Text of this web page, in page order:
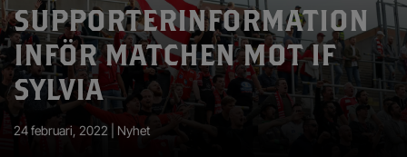
e
f
e
r
SUPPORTERINFORMATION
INFÖR MATCHEN MOT IF
SYLVIA
24 februari, 2022 | Nyhet